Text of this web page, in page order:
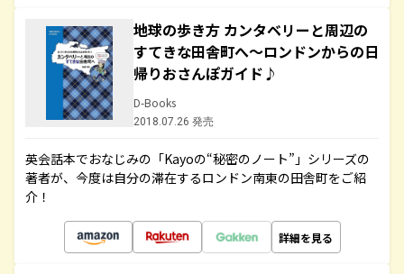
地球の歩き方 カンタベリーと周辺の
すてきな田舎町へ～ロンドンからの日
帰りおさんぽガイド♪
D-Books
2018.07.26 発売
英会話本でおなじみの「Kayoの“秘密のノート”」シリーズの
著者が、今度は自分の滞在するロンドン南東の田舎町をご紹
介！
詳細を見る